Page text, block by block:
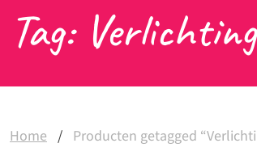
Tag:
Home / Producten getagged